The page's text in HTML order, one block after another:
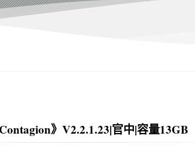
》V2.2.1.23|官中|容量13GB